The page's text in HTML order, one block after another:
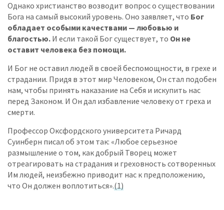
Однако христианство возводит вопрос о существовании
Бога на самый высокий уровень. Оно заявляет, что Бог
обладает особыми качествами — любовью и
благостью. И если такой Бог существует, то Он не
оставит человека без помощи.
И Бог не оставил людей в своей беспомощности, в грехе и
страдании. Придя в этот мир Человеком, Он стал подобен
нам, чтобы принять наказание на Себя и искупить нас
перед Законом. И Он дал избавление человеку от греха и
смерти.
Профессор Оксфордского университета Ричард
Суинберн писал об этом так: «Любое серьезное
размышление о том, как добрый Творец может
отреагировать на страдания и греховность сотворенных
Им людей, неизбежно приводит нас к предположению,
что Он должен воплотиться».(1)